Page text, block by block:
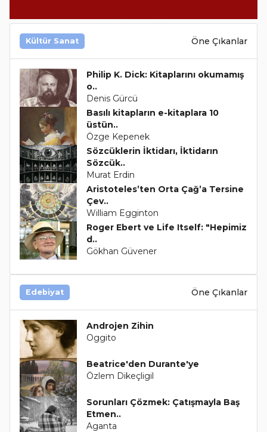
Kültür Sanat Öne Çıkanlar
Philip K. Dick: Kitaplarını okumamış
o..
Denis Gürcü
Basılı kitapların e-kitaplara 10
üstün..
Özge Kepenek
Sözcüklerin İktidarı, İktidarın
Sözcük..
Murat Erdin
Aristoteles’ten Orta Çağ’a Tersine
Çev..
William Egginton
Roger Ebert ve Life Itself: "Hepimiz
d..
Gökhan Güvener
Edebiyat Öne Çıkanlar
Androjen Zihin
Oggito
Beatrice'den Durante'ye
Özlem Dikeçligil
Sorunları Çözmek: Çatışmayla Baş
Etmen..
Aganta